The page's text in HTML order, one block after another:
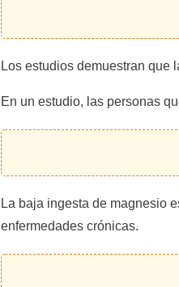
Los estudios demuestran que
En un estudio, las personas
La baja ingesta de magnesio
enfermedades crónicas.